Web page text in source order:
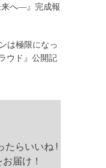
来へ―』完成報
は極限になっ
ウド』公開記
たらいいね !
届け！